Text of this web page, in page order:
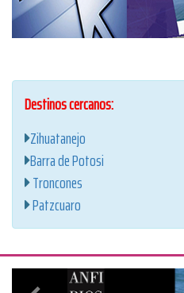
Destinos cercanos:
Zihuatanejo
Barra de Potosi
Troncones
Patzcuaro
Anterior